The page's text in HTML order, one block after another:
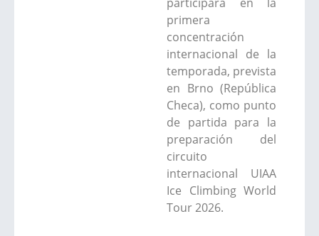
primera
concentración
internacional de la
temporada, prevista
en Brno (República
Checa), como punto
de partida para la
preparación del
circuito
internacional UIAA
Ice Climbing World
Tour 2026.